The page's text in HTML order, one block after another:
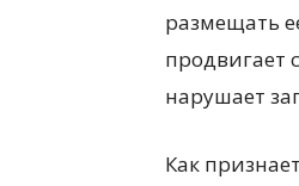
размещать
продвигает
нарушает
Как